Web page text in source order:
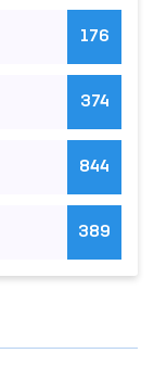
176
374
844
389